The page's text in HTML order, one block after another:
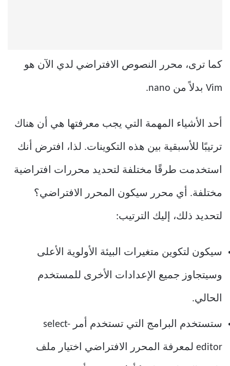
كما ترى، محرر النصوص الافتراضي لدي الآن هو
Vim بدلاً من nano.
أحد الأشياء المهمة التي يجب معرفتها هي أن هناك
ترتيبًا للأسبقية بين هذه التكوينات. لذا، افترض أنك
استخدمت طرقًا مختلفة لتحديد محررات افتراضية
مختلفة. أي محرر سيكون المحرر الافتراضي؟
لتحديد ذلك، إليك الترتيب:
سيكون لتكوين متغيرات البيئة الأولوية الأعلى
وسيتجاوز جميع الإعدادات الأخرى للمستخدم
الحالي.
ستستخدم البرامج التي تستخدم أمر select-
editor لمعرفة المحرر الافتراضي اختيار ملف